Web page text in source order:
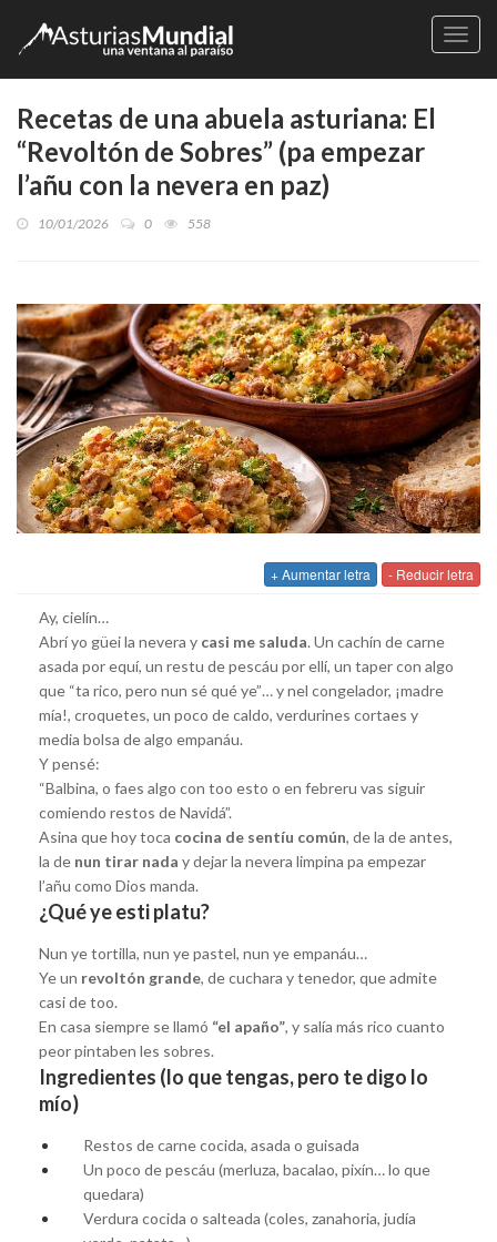
Recetas de una abuela asturiana: El
“Revoltón de Sobres” (pa empezar
l’añu con la nevera en paz)
10/01/2026 0 558
+ Aumentar letra - Reducir letra
Ay, cielín…
Abrí yo güei la nevera y casi me saluda. Un cachín de carne
asada por equí, un restu de pescáu por ellí, un taper con algo
que “ta rico, pero nun sé qué ye”… y nel congelador, ¡madre
mía!, croquetes, un poco de caldo, verdurines cortaes y
media bolsa de algo empanáu.
Y pensé:
“Balbina, o faes algo con too esto o en febreru vas siguir
comiendo restos de Navidá”.
Asina que hoy toca cocina de sentíu común, de la de antes,
la de nun tirar nada y dejar la nevera limpina pa empezar
l’añu como Dios manda.
¿Qué ye esti platu?
Nun ye tortilla, nun ye pastel, nun ye empanáu…
Ye un revoltón grande, de cuchara y tenedor, que admite
casi de too.
En casa siempre se llamó “el apaño”, y salía más rico cuanto
peor pintaben les sobres.
Ingredientes (lo que tengas, pero te digo lo
mío)
Restos de carne cocida, asada o guisada
Un poco de pescáu (merluza, bacalao, pixín… lo que
quedara)
Verdura cocida o salteada (coles, zanahoria, judía